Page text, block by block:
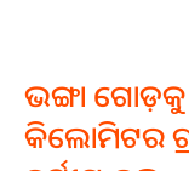
ଭଙ୍ଗା
କିଲୋମିଟର